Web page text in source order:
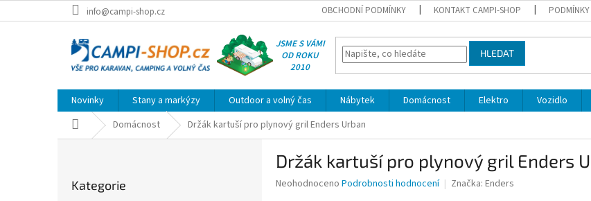
na
info@campi-shop.cz OBCHODNÍ PODMÍNKY KONTAKT CAMPI-SHOP
JSME S VÁMI
OD ROKU
2010
HLEDAT
Novinky Stany a markýzy Outdoor a volný čas Nábytek Domácnost Elektro Vozidlo
Domů Domácnost Držák kartuší pro plynový gril Enders Urban
kategorie
Kategorie
Držák kartuší pro plynový gril Enders
Průměrné
Neohodnoceno Podrobnosti hodnocení Značka: Enders